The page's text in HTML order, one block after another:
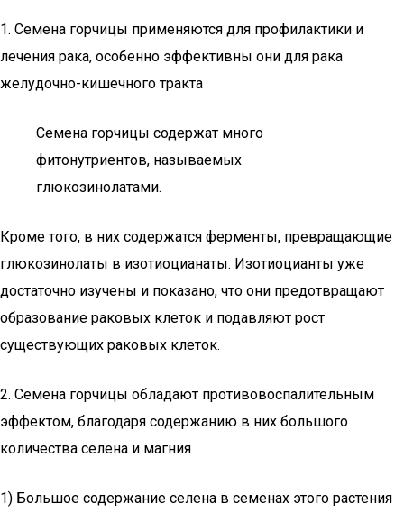
1. Семена горчицы применяются для профилактики и
лечения рака, особенно эффективны они для рака
желудочно-кишечного тракта
Семена горчицы содержат много
фитонутриентов, называемых
глюкозинолатами.
Кроме того, в них содержатся ферменты, превращающие
глюкозинолаты в изотиоцианаты. Изотиоцианты уже
достаточно изучены и показано, что они предотвращают
образование раковых клеток и подавляют рост
существующих раковых клеток.
2. Семена горчицы обладают противовоспалительным
эффектом, благодаря содержанию в них большого
количества селена и магния
1) Большое содержание селена в семенах этого растения